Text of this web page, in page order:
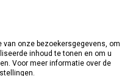
onze bezoekersgegevens, om
inhoud te tonen en om u
Voor meer informatie over de